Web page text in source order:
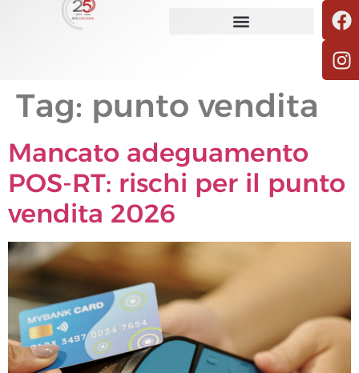
Tag: punto vendita
Mancato adeguamento
POS-RT: rischi per il punto
vendita 2026